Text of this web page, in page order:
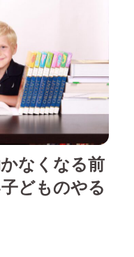
なくなる前
どものやる